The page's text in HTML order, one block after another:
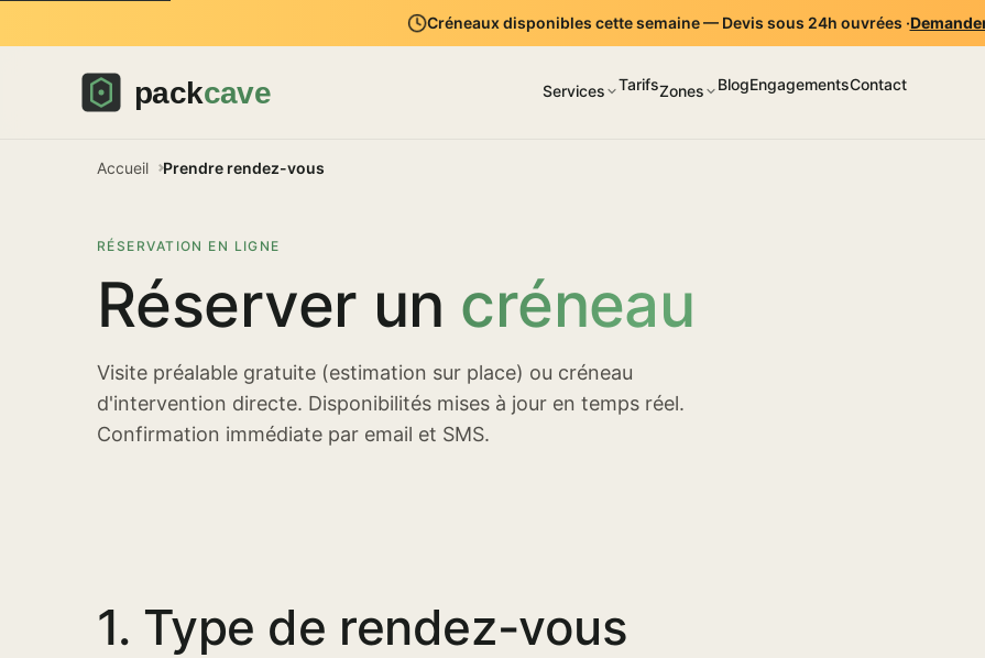
Créneaux disponibles cette semaine — Devis sous 24h ouvrées ·
Services TarifsZones BlogEngagementsContact
Accueil Prendre rendez-vous
RÉSERVATION EN LIGNE
Réserver un créneau
Visite préalable gratuite (estimation sur place) ou créneau
d'intervention directe. Disponibilités mises à jour en temps réel.
Confirmation immédiate par email et SMS.
1. Type de rendez-vous